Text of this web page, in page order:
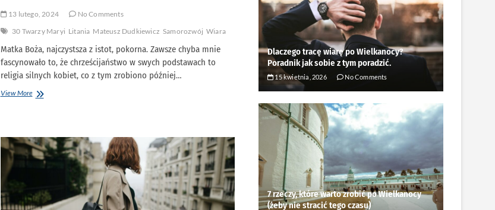
13 lutego, 2024
No Comments
30 Twarzy Maryi Litania Mateusz Dudkiewicz Samorozwój Wiara
Matka Boża, najczystsza z istot, pokorna. Zawsze chyba mnie
fascynowało to, że chrześcijaństwo w swych podstawach to
religia silnych kobiet, co z tym zrobiono później…
View MorePoznaj
“30
Twarzy
Maryi”
Dudkiewicz
Dlaczego tracę wiarę po Wielkanocy?
Poradnik jak sobie z tym poradzić.
15 kwietnia, 2026 No Comments
7 rzeczy, które warto zrobić po Wielkanocy
(żeby nie stracić tego czasu)